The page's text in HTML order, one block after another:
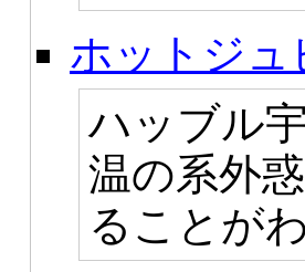
ホットジュ
ハッブル
温の系外
ることが